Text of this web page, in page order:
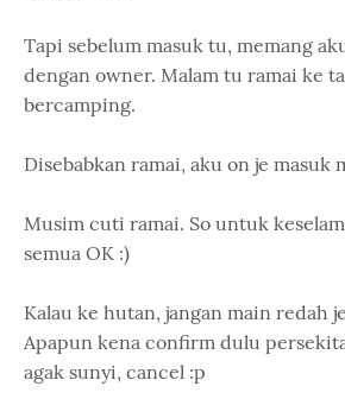
Tapi sebelum masuk tu, memang
dengan owner. Malam tu ramai ke
bercamping.
Disebabkan ramai, aku on je masuk
Musim cuti ramai. So untuk
semua OK :)
Kalau ke hutan, jangan main redah
Apapun kena confirm dulu
agak sunyi, cancel :p